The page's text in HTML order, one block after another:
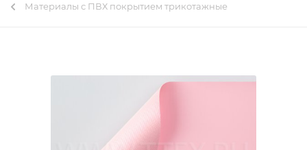
Материалы с ПВХ покрытием трикотажные